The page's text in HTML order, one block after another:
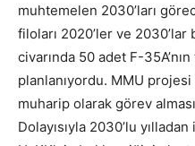
muhtemelen 2030’ları
filoları 2020’ler ve
civarında 50 adet F-
planlanıyordu. MMU
muharip olarak görev
Dolayısıyla 2030’lu